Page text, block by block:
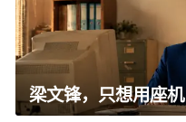
梁文锋，只想用座机